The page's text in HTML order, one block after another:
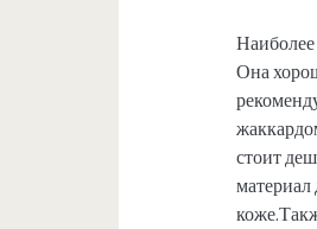
Наиболее
Она
стоит
материал